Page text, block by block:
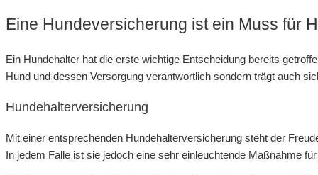
Eine Hundeversicherung ist ein Muss für
Ein Hundehalter hat die erste wichtige Entscheidung bereits
Hund und dessen Versorgung verantwortlich sondern trägt auch
Hundehalterversicherung
Mit einer entsprechenden Hundehalterversicherung steht der
In jedem Falle ist sie jedoch eine sehr einleuchtende Maßnahme